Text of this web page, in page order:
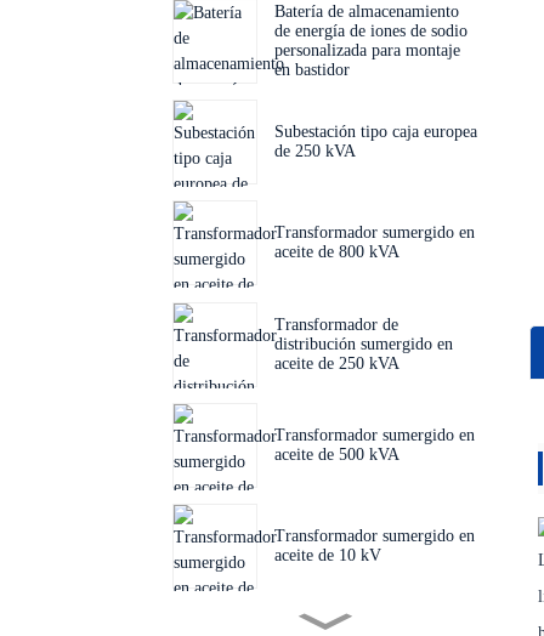
Batería de almacenamiento
de energía de iones de sodio
personalizada para montaje
en bastidor
Subestación tipo caja europea
de 250 kVA
Transformador sumergido en
aceite de 800 kVA
Transformador de
distribución sumergido en
aceite de 250 kVA
Transformador sumergido en
aceite de 500 kVA
Transformador sumergido en
aceite de 10 kV